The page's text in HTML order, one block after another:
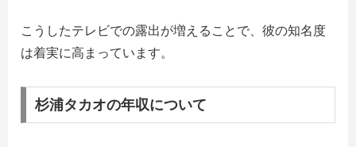
こうしたテレビでの露出が増えることで、彼の知名度
は着実に高まっています。
杉浦タカオの年収について